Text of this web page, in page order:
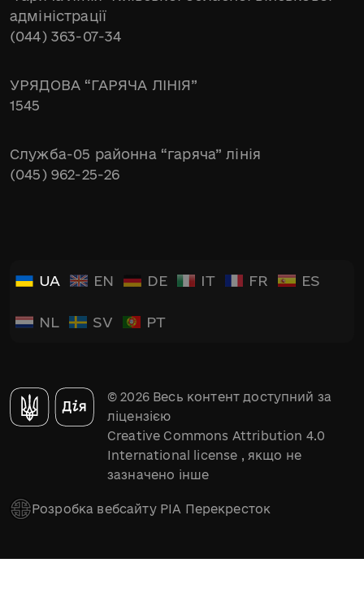
адміністрації
(044) 363-07-34
УРЯДОВА “ГАРЯЧА ЛІНІЯ”
1545
Служба-05 районна “гаряча” лінія
(045) 962-25-26
UA EN DE IT FR ES
NL SV PT
© 2026 Весь контент доступний за
ліцензією
Creative Commons Attribution 4.0
International license , якщо не
зазначено інше
Розробка вебсайту РІА Перекресток